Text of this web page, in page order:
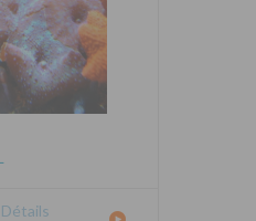
Détails